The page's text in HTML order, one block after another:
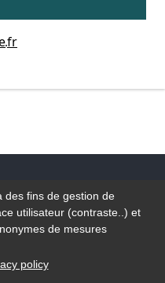
fr
- 2022
des fins de gestion de
utilisateur (contraste..) et
de mesures
policy